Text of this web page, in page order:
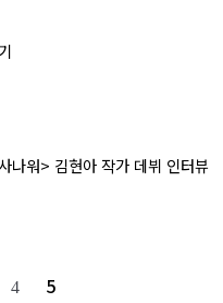
나워> 김현아 작가 데뷔 인터뷰
4 5